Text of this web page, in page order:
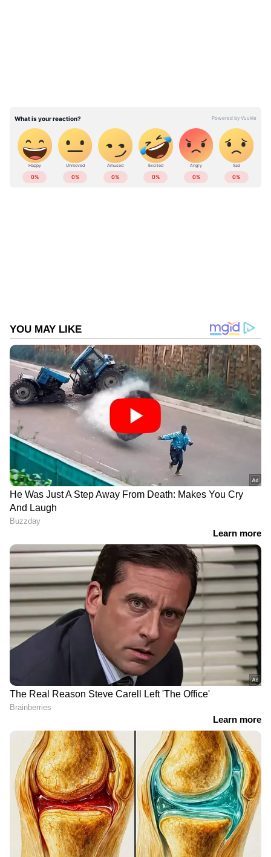
പ്രസിദ്ധീകരണത്തില്‍ വന്നൊരു പഠനപ്രകാരം
കൊവിഡ് കാലത്ത് ബിപി, അഥവാ ഉയര്‍ന്ന
രക്തസമ്മര്‍ദ്ദം നേരിടുന്നവരുടെ എണ്ണം
വളരെയധികം വര്‍ധിച്ചതായാണ് പറയുന്നത്.
യുഎസില്‍ നിന്നുള്ള ഗവേഷകരാണ് ഈ
പഠനത്തിന് പിന്നില്‍. ഏതാണ്ട് അഞ്ച്
ലക്ഷത്തോളം പേരെയാണ് പഠനത്തിനായി
വിനിയോഗിച്ചതത്രേ. കൊവിഡിന് മുമ്പുള്ള
ഇവരുടെ ആരോഗ്യാവസ്ഥയും അതിന്
ശേഷമുള്ളതും താരതമ്യപ്പെടുത്തിയാണ്
ഗവേഷകര്‍ പഠനം നടത്തിയിട്ടുള്ളത്.
ABOUT THE AUTHOR
DOWNLOAD APP
ഏഷ്യാനെറ്റ് ന്യൂസ് മലയാളത്തിലൂടെ
News
ടിപ്സുകളും ലേഖനങ്ങളും — നിങ്ങളുടെ
ദിവസങ്ങളെ കൂടുതൽ മനോഹരമാക്കാൻ
Asianet News Malayalam
RECOMMENDED STORIES